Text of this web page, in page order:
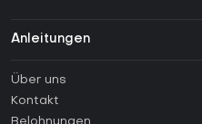
Anleitungen
Anleitungen
Wie aktiviert man einen Steam
Über uns
Kontakt